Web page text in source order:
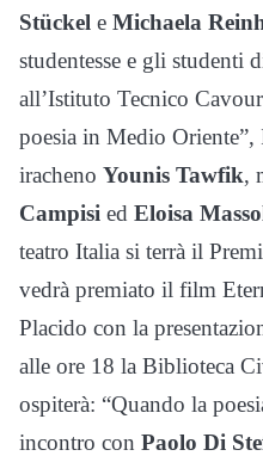
Stückel e Michaela
studentesse e gli studenti
all’Istituto Tecnico
poesia in Medio Oriente”,
iracheno Younis Tawfik,
Campisi ed Eloisa
teatro Italia si terrà il
vedrà premiato il film
Placido con la
alle ore 18 la Biblioteca
ospiterà: “Quando la
incontro con Paolo Di